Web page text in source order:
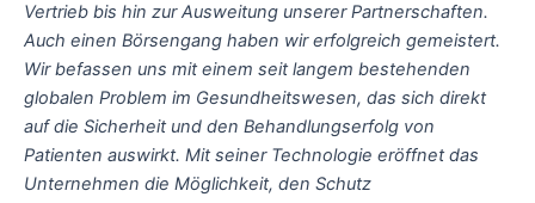
Vertrieb bis hin zur Ausweitung unserer Partnerschaften.
Auch einen Börsengang haben wir erfolgreich gemeistert.
Wir befassen uns mit einem seit langem bestehenden
globalen Problem im Gesundheitswesen, das sich direkt
auf die Sicherheit und den Behandlungserfolg von
Patienten auswirkt. Mit seiner Technologie eröffnet das
Unternehmen die Möglichkeit, den Schutz